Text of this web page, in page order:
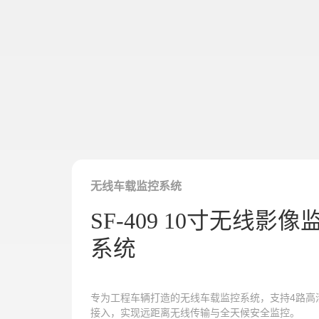
无线车载监控系统
SF-409 10寸无线影像
系统
专为工程车辆打造的无线车载监控系统，支持4路高
接入，实现远距离无线传输与全天候安全监控。